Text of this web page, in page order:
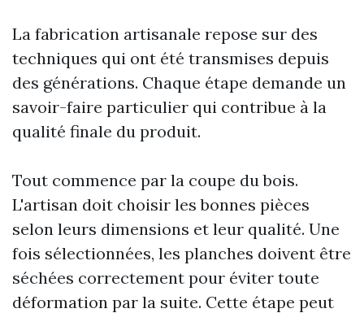
La fabrication artisanale repose sur des
techniques qui ont été transmises depuis
des générations. Chaque étape demande un
savoir-faire particulier qui contribue à la
qualité finale du produit.
Tout commence par la coupe du bois.
L'artisan doit choisir les bonnes pièces
selon leurs dimensions et leur qualité. Une
fois sélectionnées, les planches doivent être
séchées correctement pour éviter toute
déformation par la suite. Cette étape peut